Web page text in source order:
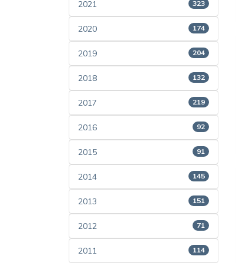
2021 323
2020 174
2019 204
2018 132
2017 219
2016 92
2015 91
2014 145
2013 151
2012 71
2011 114